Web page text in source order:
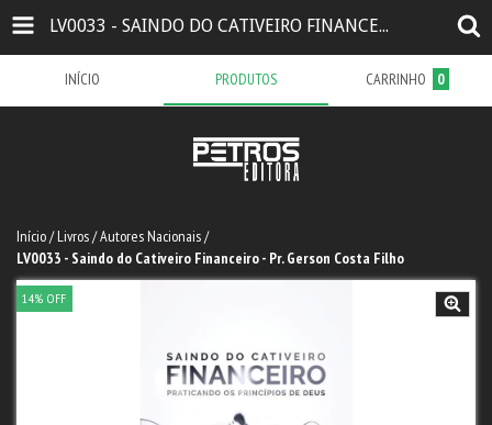
LV0033 - SAINDO DO CATIVEIRO FINANCEIRO - PR. GERSON COSTA FILHO
INÍCIO PRODUTOS CARRINHO 0
Início/ Livros/Autores Nacionais/
LV0033 - Saindo do Cativeiro Financeiro - Pr. Gerson Costa Filho
14% OFF